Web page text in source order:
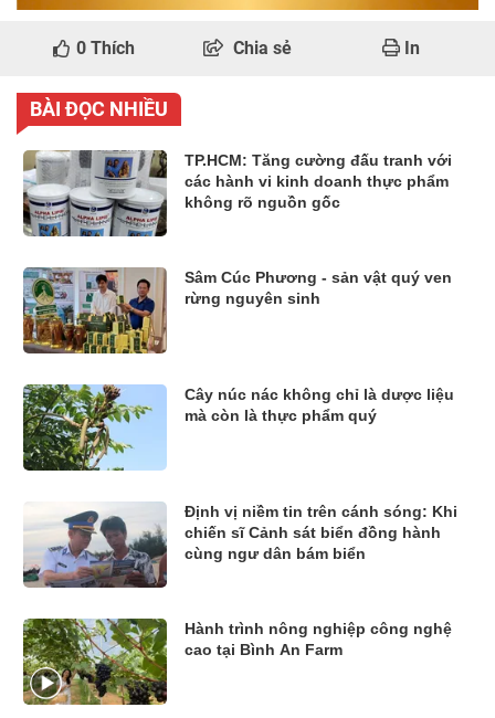
0 Thích Chia sẻ In
BÀI ĐỌC NHIỀU
TP.HCM: Tăng cường đấu tranh với
các hành vi kinh doanh thực phẩm
không rõ nguồn gốc
Sâm Cúc Phương - sản vật quý ven
rừng nguyên sinh
Cây núc nác không chỉ là dược liệu
mà còn là thực phẩm quý
Định vị niềm tin trên cánh sóng: Khi
chiến sĩ Cảnh sát biển đồng hành
cùng ngư dân bám biển
Hành trình nông nghiệp công nghệ
cao tại Bình An Farm